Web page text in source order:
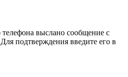
выслано сообщение с
подтверждения введите его в